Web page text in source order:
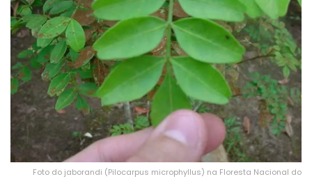
Foto do jaborandi (Pilocarpus microphyllus) na Floresta Nacional do